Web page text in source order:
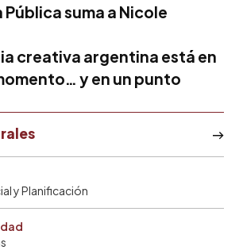
Pública suma a Nicole
creativa argentina está en
y en un punto
y Planificación